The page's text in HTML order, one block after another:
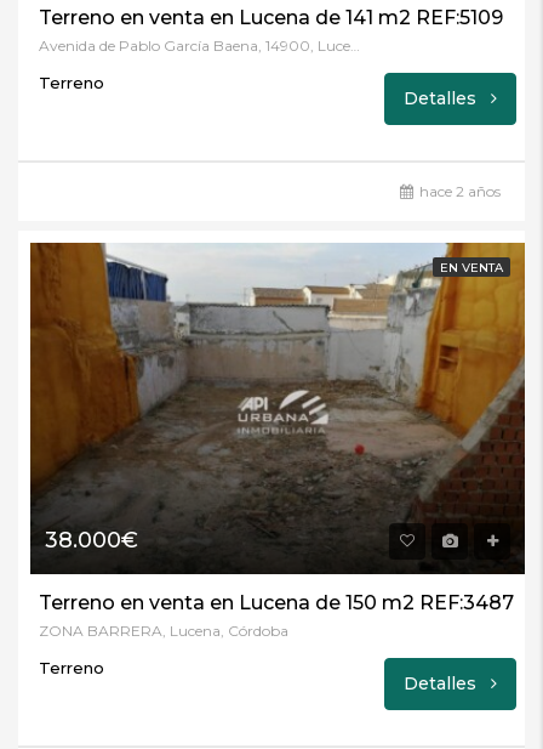
Terreno en venta en Lucena de 141 m2 REF:5109
Terreno
Detalles
hace 2 años
EN VENTA
38.000€
Terreno en venta en Lucena de 150 m2 REF:3487
ZONA BARRERA, Lucena, Córdoba
Terreno
Detalles